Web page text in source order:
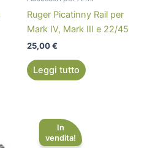
Ruger Picatinny Rail per
Mark IV, Mark III e 22/45
25,00€
Leggi tutto
In
vendita!
prezzo
originale
era: